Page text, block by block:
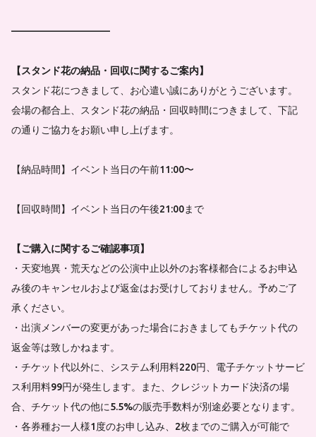
——————————
【スタンド花の納品・回収に関するご案内】
スタンド花につきまして、お心遣い誠にありがとうございます。
会場の都合上、スタンド花の納品・回収時間につきまして、下記
の通りご協力をお願い申し上げます。
【納品時間】イベント当日の午前11:00〜
【回収時間】イベント当日の午後21:00まで
【ご購入に関するご確認事項】
・天変地異・荒天などの公演中止以外のお客様都合によるお申込
み後のキャンセルおよび返金はお受けしておりません。予めご了
承ください。
・出演メンバーの変更があった場合におきましてもチケット代の
返金等は致しかねます。
・チケット代以外に、システム利用料220円、電子チケットサービ
ス利用料99円が発生します。また、クレジットカード決済の場
合、チケット代の他に5.5%の販売手数料が別途必要となります。
・各券種お一人様1度のお申し込み、2枚までのご購入が可能で